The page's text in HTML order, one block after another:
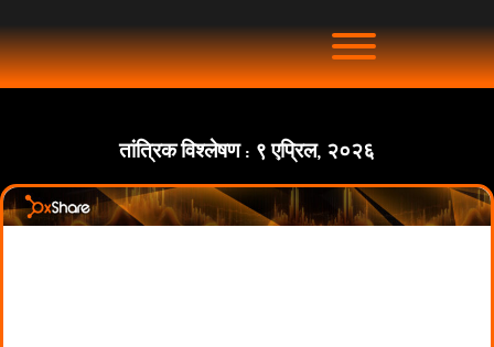
तांत्रिक विश्लेषण : ९ एप्रिल, २०२६